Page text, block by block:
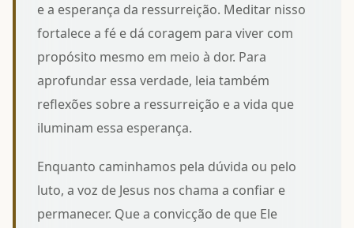
e a esperança da ressurreição. Meditar nisso
fortalece a fé e dá coragem para viver com
propósito mesmo em meio à dor. Para
aprofundar essa verdade, leia também
reflexões sobre a ressurreição e a vida que
iluminam essa esperança.
Enquanto caminhamos pela dúvida ou pelo
luto, a voz de Jesus nos chama a confiar e
permanecer. Que a convicção de que Ele